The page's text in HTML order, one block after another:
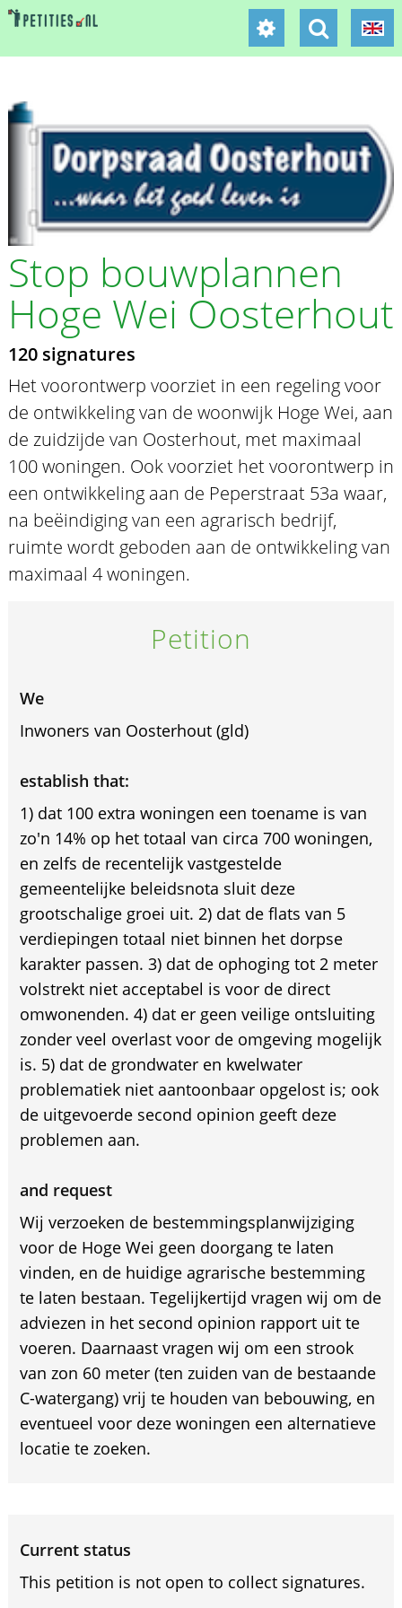
Stop bouwplannen
Hoge Wei Oosterhout
120 signatures
Het voorontwerp voorziet in een regeling voor
de ontwikkeling van de woonwijk Hoge Wei, aan
de zuidzijde van Oosterhout, met maximaal
100 woningen. Ook voorziet het voorontwerp in
een ontwikkeling aan de Peperstraat 53a waar,
na beëindiging van een agrarisch bedrijf,
ruimte wordt geboden aan de ontwikkeling van
maximaal 4 woningen.
Petition
We
Inwoners van Oosterhout (gld)
establish that:
1) dat 100 extra woningen een toename is van
zo'n 14% op het totaal van circa 700 woningen,
en zelfs de recentelijk vastgestelde
gemeentelijke beleidsnota sluit deze
grootschalige groei uit. 2) dat de flats van 5
verdiepingen totaal niet binnen het dorpse
karakter passen. 3) dat de ophoging tot 2 meter
volstrekt niet acceptabel is voor de direct
omwonenden. 4) dat er geen veilige ontsluiting
zonder veel overlast voor de omgeving mogelijk
is. 5) dat de grondwater en kwelwater
problematiek niet aantoonbaar opgelost is; ook
de uitgevoerde second opinion geeft deze
problemen aan.
and request
Wij verzoeken de bestemmingsplanwijziging
voor de Hoge Wei geen doorgang te laten
vinden, en de huidige agrarische bestemming
te laten bestaan. Tegelijkertijd vragen wij om de
adviezen in het second opinion rapport uit te
voeren. Daarnaast vragen wij om een strook
van zon 60 meter (ten zuiden van de bestaande
C-watergang) vrij te houden van bebouwing, en
eventueel voor deze woningen een alternatieve
locatie te zoeken.
Current status
This petition is not open to collect signatures.